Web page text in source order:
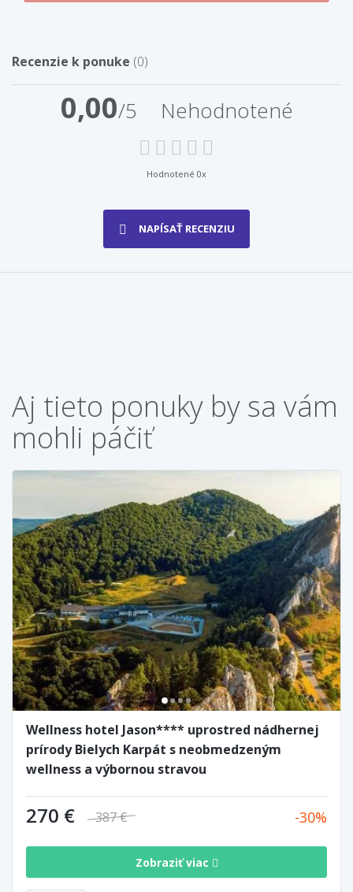
Recenzie k ponuke (0)
0,00/5 Nehodnotené
Hodnotené 0x
NAPÍSAŤ RECENZIU
Aj tieto ponuky by sa vám
mohli páčiť
Wellness hotel Jason**** uprostred nádhernej
prírody Bielych Karpát s neobmedzeným
wellness a výbornou stravou
270 € 387 € 30
Zobraziť viac